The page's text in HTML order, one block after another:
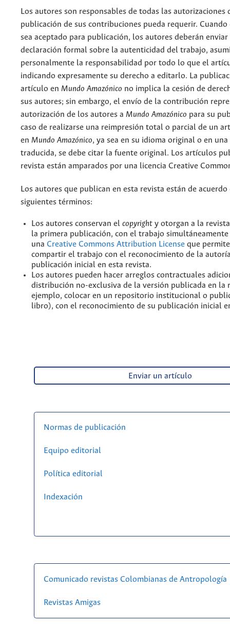
Los autores son responsables de todas las autorizaciones
publicación de sus contribuciones pueda requerir.
sea aceptado para publicación, los autores deberán enviar
declaración formal sobre la autenticidad del trabajo,
personalmente la responsabilidad por todo lo que el
indicando expresamente su derecho a editarlo. La
artículo en Mundo Amazónico no implica la cesión de
sus autores; sin embargo, el envío de la contribución
autorización de los autores a Mundo Amazónico para su
caso de realizarse una reimpresión total o parcial de un
en Mundo Amazónico, ya sea en su idioma original o en
traducida, se debe citar la fuente original. Los artículos
revista están amparados por una licencia Creative
Los autores que publican en esta revista están de acuerdo
siguientes términos:
Los autores conservan el copyright y otorgan a la
la primera publicación, con el trabajo
una Creative Commons Attribution License que
compartir el trabajo con el reconocimiento de la
publicación inicial en esta revista.
Los autores pueden hacer arreglos contractuales
distribución no-exclusiva de la versión publicada en la
ejemplo, colocar en un repositorio institucional o
libro), con el reconocimiento de su publicación inicial
Enviar un artículo
Normas de publicación
Equipo editorial
Política editorial
Indexación
Comunicado revistas Colombianas de Antropología
Revistas Amigas